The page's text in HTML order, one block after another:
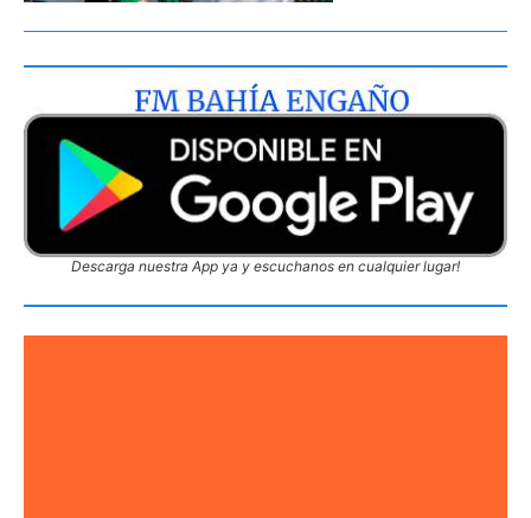
Descarga nuestra App ya y escuchanos en cualquier lugar!